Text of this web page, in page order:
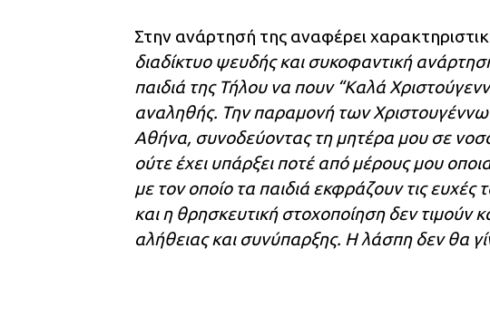
Στην ανάρτησή της αναφέρει
διαδίκτυο ψευδής και συκοφαντική
παιδιά της Τήλου να πουν “Καλά
αναληθής. Την παραμονή των
Αθήνα, συνοδεύοντας τη μητέρα μου σε
ούτε έχει υπάρξει ποτέ από μέρους μου
με τον οποίο τα παιδιά εκφράζουν τις
και η θρησκευτική στοχοποίηση δεν τιμούν
αλήθειας και συνύπαρξης. Η λάσπη δεν θα